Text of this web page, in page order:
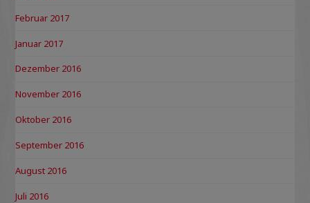
Februar 2017
Januar 2017
Dezember 2016
November 2016
Oktober 2016
September 2016
August 2016
Juli 2016